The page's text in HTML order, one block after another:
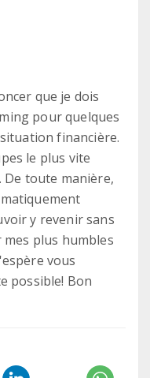
que je dois
pour quelques
financière.
le plus vite
De toute manière,
y revenir sans
mes plus humbles
vous
possible! Bon